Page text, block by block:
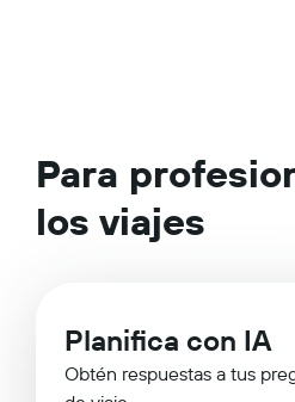
Para
los viajes
Planifica con IA
Obtén respuestas a tus